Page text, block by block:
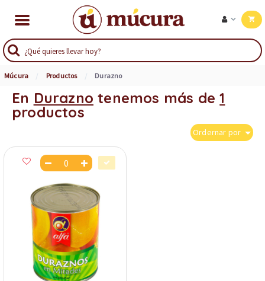
Múcura Productos Durazno
En Durazno tenemos más de1
productos
Ordernar por